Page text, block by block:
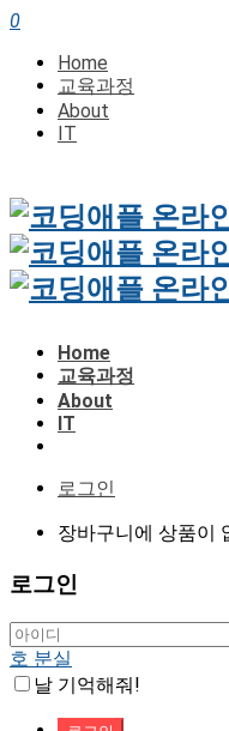
0
Home
교육과정
About
IT
Home
교육과정
About
IT
로그인
장바구니에 상품이
로그인
호 분실
날 기억해줘!